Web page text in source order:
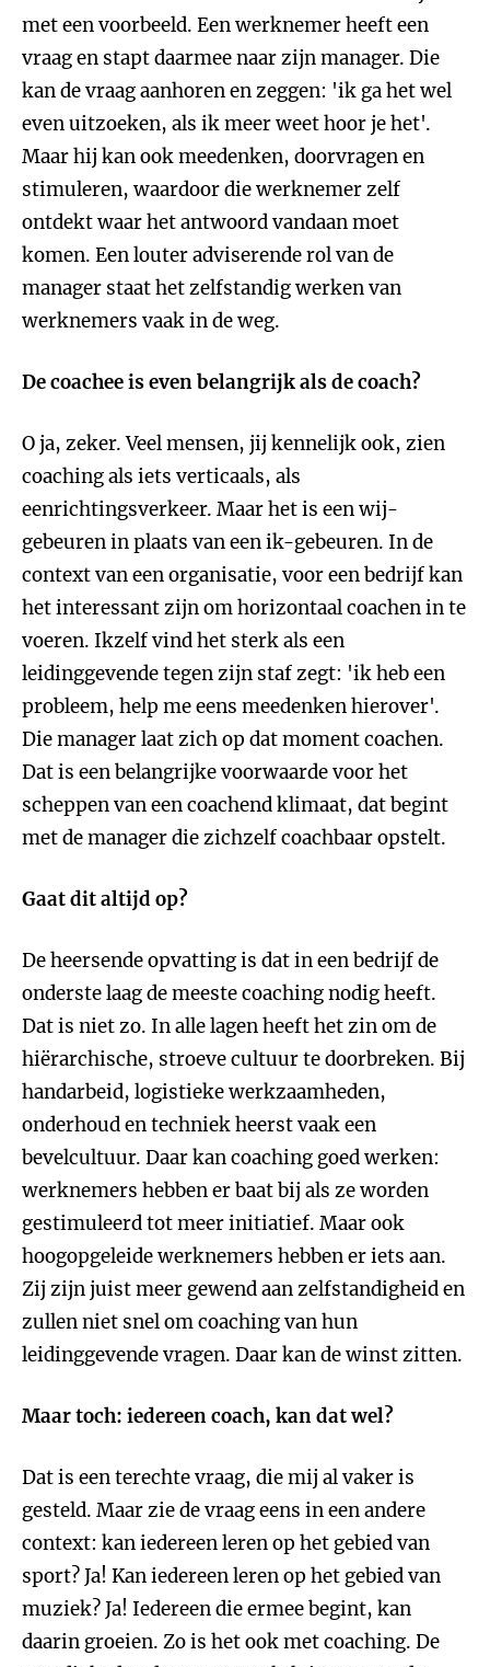
met een voorbeeld. Een werknemer heeft een
vraag en stapt daarmee naar zijn manager. Die
kan de vraag aanhoren en zeggen: 'ik ga het wel
even uitzoeken, als ik meer weet hoor je het'.
Maar hij kan ook meedenken, doorvragen en
stimuleren, waardoor die werknemer zelf
ontdekt waar het antwoord vandaan moet
komen. Een louter adviserende rol van de
manager staat het zelfstandig werken van
werknemers vaak in de weg.
De coachee is even belangrijk als de coach?
O ja, zeker. Veel mensen, jij kennelijk ook, zien
coaching als iets verticaals, als
eenrichtingsverkeer. Maar het is een wij-
gebeuren in plaats van een ik-gebeuren. In de
context van een organisatie, voor een bedrijf kan
het interessant zijn om horizontaal coachen in te
voeren. Ikzelf vind het sterk als een
leidinggevende tegen zijn staf zegt: 'ik heb een
probleem, help me eens meedenken hierover'.
Die manager laat zich op dat moment coachen.
Dat is een belangrijke voorwaarde voor het
scheppen van een coachend klimaat, dat begint
met de manager die zichzelf coachbaar opstelt.
Gaat dit altijd op?
De heersende opvatting is dat in een bedrijf de
onderste laag de meeste coaching nodig heeft.
Dat is niet zo. In alle lagen heeft het zin om de
hiërarchische, stroeve cultuur te doorbreken. Bij
handarbeid, logistieke werkzaamheden,
onderhoud en techniek heerst vaak een
bevelcultuur. Daar kan coaching goed werken:
werknemers hebben er baat bij als ze worden
gestimuleerd tot meer initiatief. Maar ook
hoogopgeleide werknemers hebben er iets aan.
Zij zijn juist meer gewend aan zelfstandigheid en
zullen niet snel om coaching van hun
leidinggevende vragen. Daar kan de winst zitten.
Maar toch: iedereen coach, kan dat wel?
Dat is een terechte vraag, die mij al vaker is
gesteld. Maar zie de vraag eens in een andere
context: kan iedereen leren op het gebied van
sport? Ja! Kan iedereen leren op het gebied van
muziek? Ja! Iedereen die ermee begint, kan
daarin groeien. Zo is het ook met coaching. De